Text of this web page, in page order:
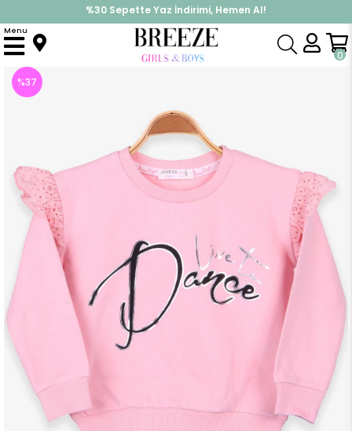
%30 Sepette Yaz İndirimi, Hemen Al!
İndirimlere ek %10 İndirimi Kap, Hemen Üye Ol!
0
Menu
Anasayfa Üst Giyim Sweatshirt Kız Çocuk Sweatshirt Baskılı Pudra (2 Yaş)
%37